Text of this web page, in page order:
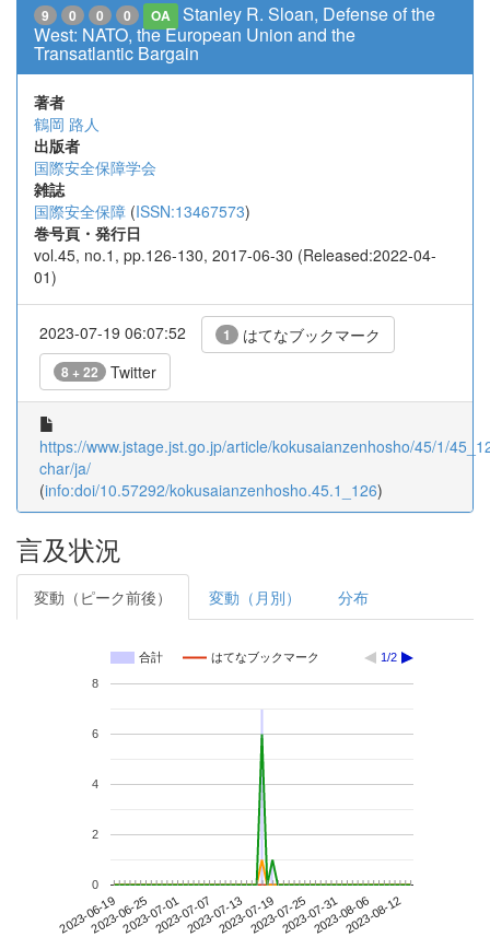
9 0 0 0 OA
Stanley R. Sloan, Defense of the
West: NATO, the European Union and the
Transatlantic Bargain
著者
鶴岡 路人
出版者
国際安全保障学会
雑誌
国際安全保障 (ISSN:13467573)
巻号頁・発行日
vol.45, no.1, pp.126-130, 2017-06-30 (Released:2022-04-
01)
2023-07-19 06:07:52 1 はてなブックマーク
8 + 22 Twitter
https://www.jstage.jst.go.jp/article/kokusaianzenhosho/45/1/
char/ja/
(info:doi/10.57292/kokusaianzenhosho.45.1_126)
言及状況
変動（ピーク前後） 変動（月別） 分布
合計 はてなブックマーク 1/2
2023-06-192023-06-252023-07-012023-07-072023-07-132023-07-192023-07-252023-07-312023-08-062023-08-12
0
2
4
6
8